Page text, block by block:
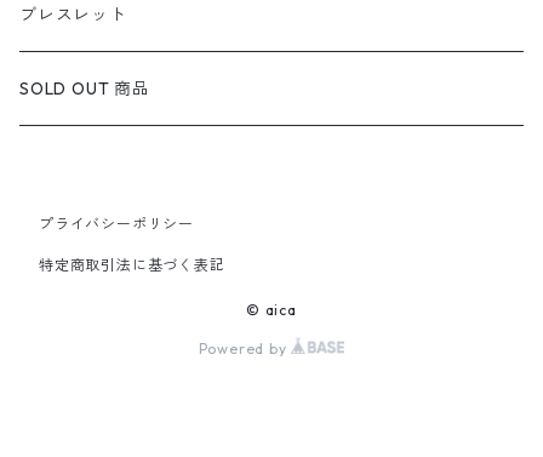
定番ピアス/イヤリング
ブレスレット
SOLD OUT 商品
プライバシーポリシー
特定商取引法に基づく表記
© aica
Powered by